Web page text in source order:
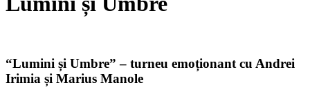
“Lumini și Umbre” – turneu emoționant cu Andrei
Irimia și Marius Manole